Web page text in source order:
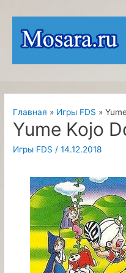
содержимому
Главная Игры FDS
Yume Kojo
Игры FDS /14.12.2018